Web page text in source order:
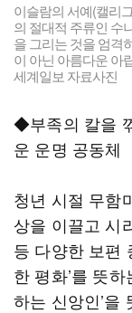
이슬람의 서예(캘리
의 절대적 주류인 수
을 그리는 것을 엄격
이 아닌 아름다운 아
세계일보 자료사진
◆부족의 칼을
운 운명 공동체
청년 시절 무함
상을 이끌고 시
등 다양한 보편
한 평화’를 뜻
하는 신앙인’을